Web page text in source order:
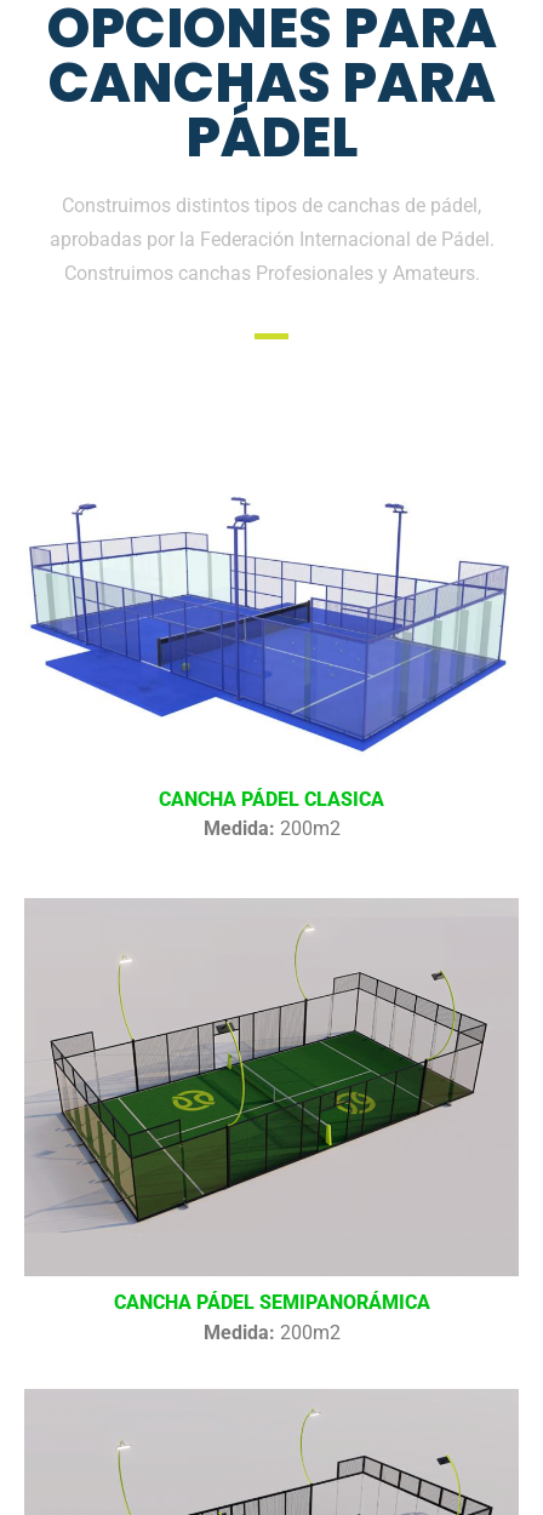
OPCIONES PARA
CANCHAS PARA
PÁDEL
Construimos distintos tipos de canchas de pádel,
aprobadas por la Federación Internacional de Pádel.
Construimos canchas Profesionales y Amateurs.
CANCHA PÁDEL CLASICA
Medida: 200m2
CANCHA PÁDEL SEMIPANORÁMICA
Medida: 200m2